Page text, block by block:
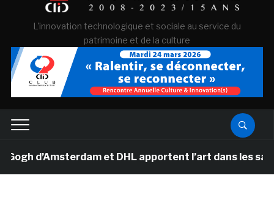
L'innovation technologique et sociale au service du
patrimoine et de la culture
d’Amsterdam et DHL apportent l’art dans les salles